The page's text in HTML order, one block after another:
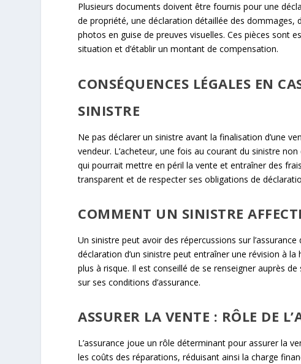
Plusieurs documents doivent être fournis pour une
de propriété, une déclaration détaillée des dommages,
photos en guise de preuves visuelles. Ces pièces sont
situation et d’établir un montant de compensation.
CONSÉQUENCES LÉGALES EN
SINISTRE
Ne pas déclarer un sinistre avant la finalisation d’une
vendeur. L’acheteur, une fois au courant du sinistre
qui pourrait mettre en péril la vente et entraîner des
transparent et de respecter ses obligations de
COMMENT UN SINISTRE
Un sinistre peut avoir des répercussions sur
déclaration d’un sinistre peut entraîner une révision à
plus à risque. Il est conseillé de se renseigner auprès
sur ses conditions d’assurance.
ASSURER LA VENTE : RÔLE DE
L’assurance joue un rôle déterminant pour assurer la
les coûts des réparations, réduisant ainsi la charge